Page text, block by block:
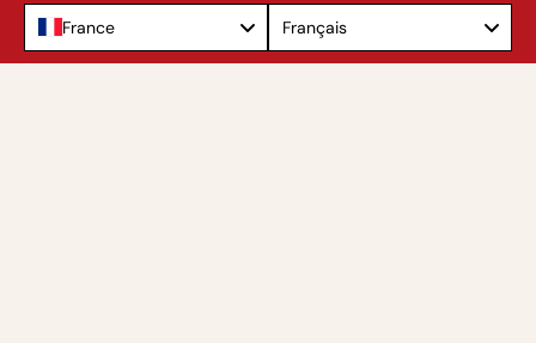
France Français